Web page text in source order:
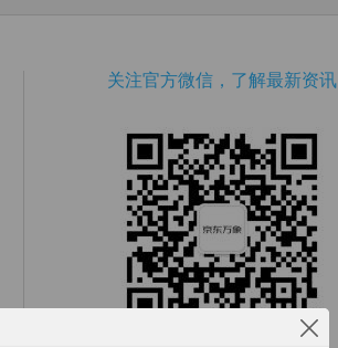
关注官方微信，了解最新资讯